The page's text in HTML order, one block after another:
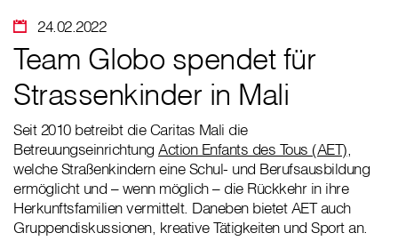
24.02.2022
Team Globo spendet für
Strassenkinder in Mali
Seit 2010 betreibt die Caritas Mali die
Betreuungseinrichtung Action Enfants des Tous (AET),
welche Straßenkindern eine Schul- und Berufsausbildung
ermöglicht und – wenn möglich – die Rückkehr in ihre
Herkunftsfamilien vermittelt. Daneben bietet AET auch
Gruppendiskussionen, kreative Tätigkeiten und Sport an.